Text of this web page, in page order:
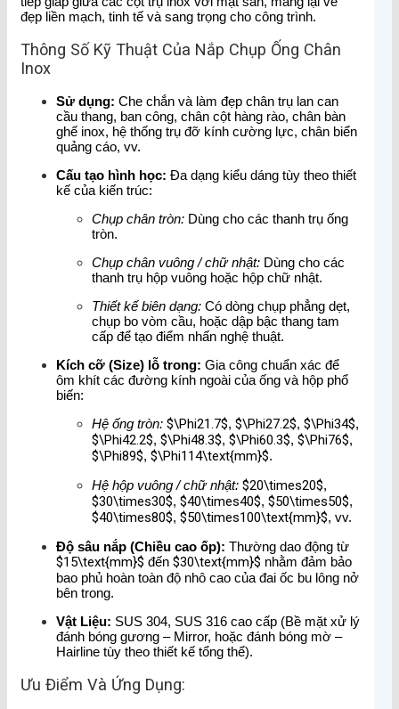
đẹp liền mạch, tinh tế và sang trọng cho công trình.
Thông Số Kỹ Thuật Của Nắp Chụp Ống Chân
Inox
Sử dụng: Che chắn và làm đẹp chân trụ lan can
cầu thang, ban công, chân cột hàng rào, chân bàn
ghế inox, hệ thống trụ đỡ kính cường lực, chân biển
quảng cáo, vv.
Cấu tạo hình học: Đa dạng kiểu dáng tùy theo thiết
kế của kiến trúc:
Chụp chân tròn: Dùng cho các thanh trụ ống
tròn.
Chụp chân vuông / chữ nhật: Dùng cho các
thanh trụ hộp vuông hoặc hộp chữ nhật.
Thiết kế biên dạng: Có dòng chụp phẳng dẹt,
chụp bo vòm cầu, hoặc dập bậc thang tam
cấp để tạo điểm nhấn nghệ thuật.
Kích cỡ (Size) lỗ trong: Gia công chuẩn xác để
ôm khít các đường kính ngoài của ống và hộp phổ
biến:
Hệ ống tròn: $\Phi21.7$, $\Phi27.2$, $\Phi34$,
$\Phi42.2$, $\Phi48.3$, $\Phi60.3$, $\Phi76$,
$\Phi89$, $\Phi114\text{mm}$.
Hệ hộp vuông / chữ nhật: $20\times20$,
$30\times30$, $40\times40$, $50\times50$,
$40\times80$, $50\times100\text{mm}$, vv.
Độ sâu nắp (Chiều cao ốp): Thường dao động từ
$15\text{mm}$ đến $30\text{mm}$ nhằm đảm bảo
bao phủ hoàn toàn độ nhô cao của đai ốc bu lông nở
bên trong.
Vật Liệu: SUS 304, SUS 316 cao cấp (Bề mặt xử lý
đánh bóng gương – Mirror, hoặc đánh bóng mờ –
Hairline tùy theo thiết kế tổng thể).
Ưu Điểm Và Ứng Dụng: